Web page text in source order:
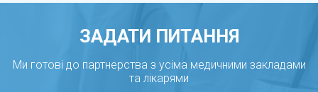
ЗАДАТИ ПИТАННЯ
Ми готові до партнерства з усіма медичними закладами
та лікарями